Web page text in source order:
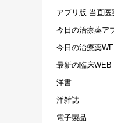
アプリ版 当直
今日の治療薬ア
今日の治療薬
最新の臨床WEB
洋書
洋雑誌
電子製品